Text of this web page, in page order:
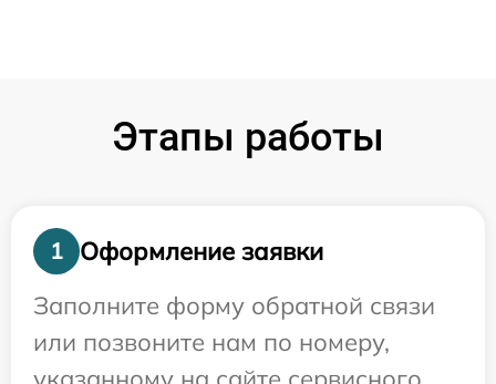
Этапы работы
1
Оформление заявки
Заполните форму обратной связи
или позвоните нам по номеру,